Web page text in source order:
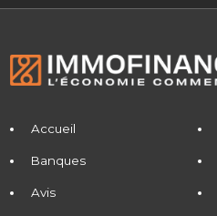
Accueil
Banques
Avis